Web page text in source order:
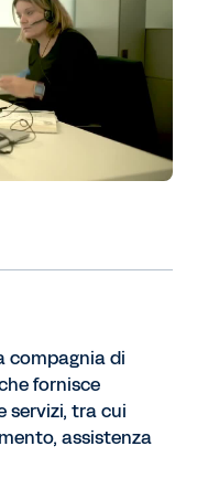
compagnia di
fornisce
servizi, tra cui
assistenza